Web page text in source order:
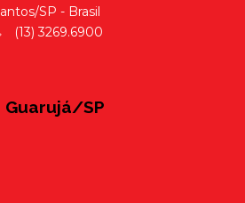
SP - Brasil
(13) 3269.6900
Guarujá/SP